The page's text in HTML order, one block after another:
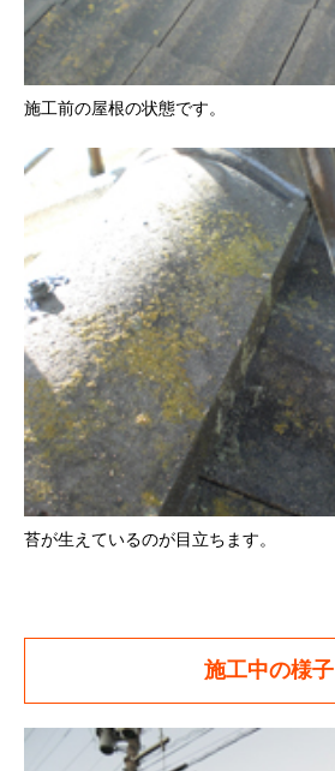
施工前の屋根の状態です。
苔が生えているのが目立ちます。
施工中の様子